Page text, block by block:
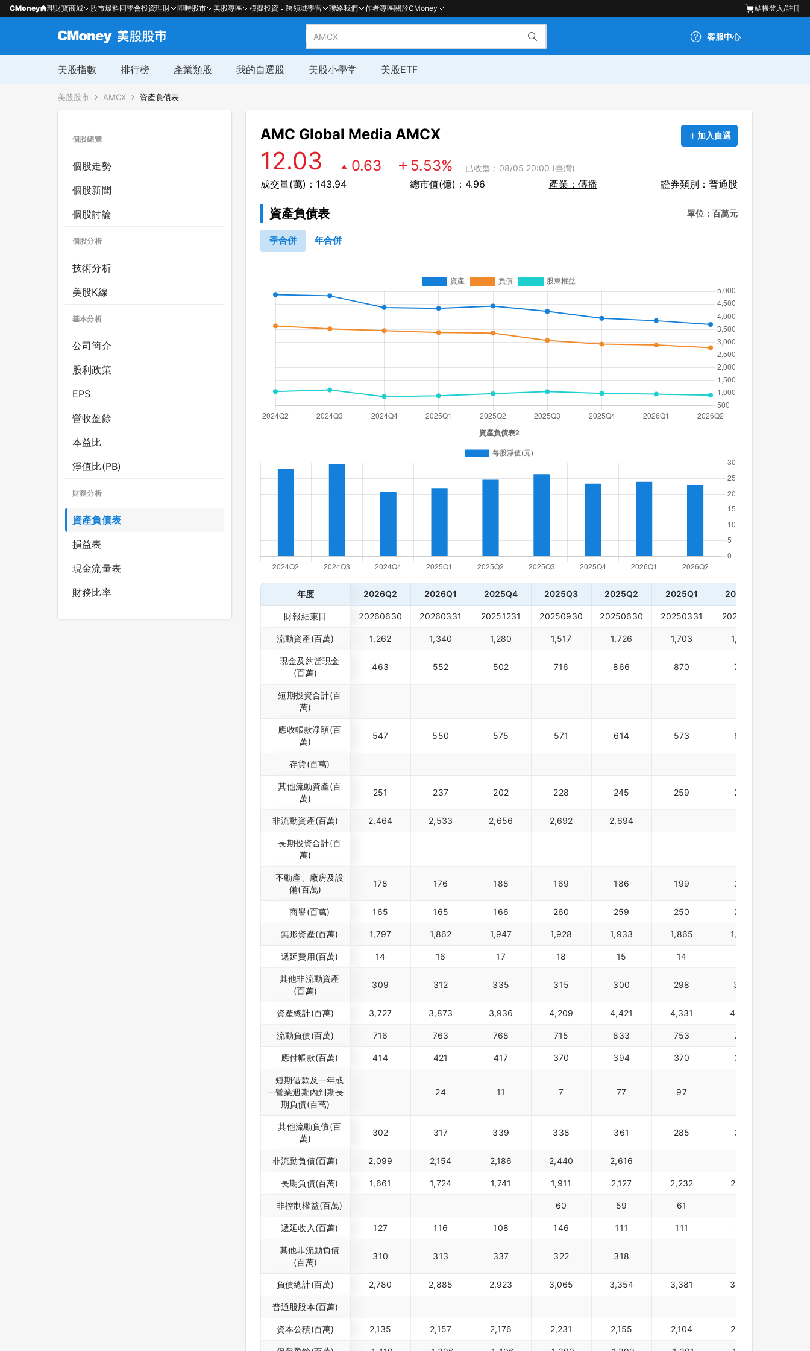
CMoney 理財寶商城 股市爆料同學會投資理財 即時股市 美股專區 模擬投資 跨領域學習 聯絡我們 作者專區關於CMoney 結帳登入/註冊
客服中心
美股指數 排行榜 產業類股 我的自選股 美股小學堂 美股ETF
美股股市 AMCX 資產負債表
個股總覽
個股走勢
個股新聞
個股討論
個股分析
技術分析
美股K線
基本分析
公司簡介
股利政策
EPS
營收盈餘
本益比
淨值比(PB)
財務分析
資產負債表
損益表
現金流量表
財務比率
AMC Global Media AMCX 加入自選
12.03 0.63 5.53% 已收盤：08/05 20:00 (臺灣)
成交量(萬)：143.94 總市值(億)：4.96 產業：傳播 證券類別：普通股
資產負債表 單位：百萬元
季合併 年合併
年度 2026Q2 2026Q1 2025Q4 2025Q3 2025Q2 2025Q1 2024Q4
財報結束日 20260630 20260331 20251231 20250930 20250630 20250331 20241231
流動資產(百萬) 1,262 1,340 1,280 1,517 1,726 1,703 1,670
現金及約當現金
(百萬)
463 552 502 716 866 870 784
短期投資合計(百
萬)
應收帳款淨額(百
萬)
547 550 575 571 614 573 623
存貨(百萬)
其他流動資產(百
萬)
251 237 202 228 245 259 262
非流動資產(百萬) 2,464 2,533 2,656 2,692 2,694
長期投資合計(百
萬)
不動產、廠房及設
備(百萬)
178 176 188 169 186 199 201
商譽(百萬) 165 165 166 260 259 250 246
無形資產(百萬) 1,797 1,862 1,947 1,928 1,933 1,865 1,930
遞延費用(百萬) 14 16 17 18 15 14
其他非流動資產
(百萬)
309 312 335 315 300 298 300
資產總計(百萬) 3,727 3,873 3,936 4,209 4,421 4,331 4,362
流動負債(百萬) 716 763 768 715 833 753 702
應付帳款(百萬) 414 421 417 370 394 370 379
短期借款及一年或
一營業週期內到期長
期負債(百萬)
24 11 7 77 97
其他流動負債(百
萬)
302 317 339 338 361 285 315
非流動負債(百萬) 2,099 2,154 2,186 2,440 2,616
長期負債(百萬) 1,661 1,724 1,741 1,911 2,127 2,232 2,328
非控制權益(百萬) 60 59 61
遞延收入(百萬) 127 116 108 146 111 111 121
其他非流動負債
(百萬)
310 313 337 322 318
負債總計(百萬) 2,780 2,885 2,923 3,065 3,354 3,381 3,450
普通股股本(百萬)
資本公積(百萬) 2,135 2,157 2,176 2,231 2,155 2,104 2,092